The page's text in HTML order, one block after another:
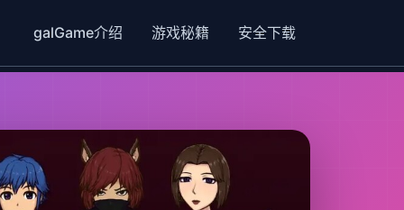
galGame介绍 游戏秘籍 安全下载